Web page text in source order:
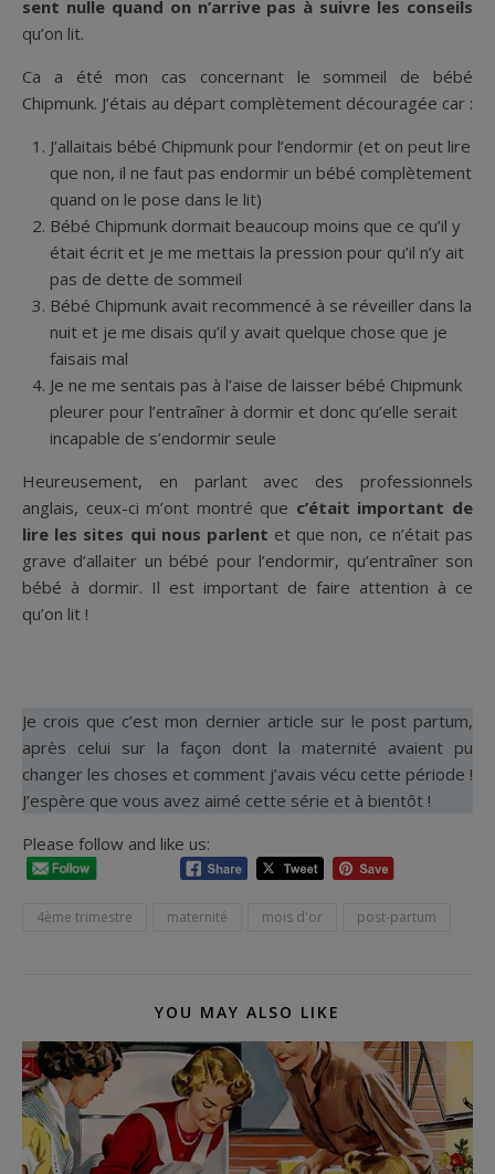
sent nulle quand on n’arrive pas à suivre les conseils
qu’on lit.
Ca a été mon cas concernant le sommeil de bébé
Chipmunk. J’étais au départ complètement découragée car :
J’allaitais bébé Chipmunk pour l’endormir (et on peut lire
que non, il ne faut pas endormir un bébé complètement
quand on le pose dans le lit)
Bébé Chipmunk dormait beaucoup moins que ce qu’il y
était écrit et je me mettais la pression pour qu’il n’y ait
pas de dette de sommeil
Bébé Chipmunk avait recommencé à se réveiller dans la
nuit et je me disais qu’il y avait quelque chose que je
faisais mal
Je ne me sentais pas à l’aise de laisser bébé Chipmunk
pleurer pour l’entraîner à dormir et donc qu’elle serait
incapable de s’endormir seule
Heureusement, en parlant avec des professionnels
anglais, ceux-ci m’ont montré que c’était important de
lire les sites qui nous parlent et que non, ce n’était pas
grave d’allaiter un bébé pour l’endormir, qu’entraîner son
bébé à dormir. Il est important de faire attention à ce
qu’on lit !
Je crois que c’est mon dernier article sur le post partum,
après celui sur la façon dont la maternité avaient pu
changer les choses et comment j’avais vécu cette période !
J’espère que vous avez aimé cette série et à bientôt !
Please follow and like us:
4ème trimestre maternité mois d'or post-partum
YOU MAY ALSO LIKE